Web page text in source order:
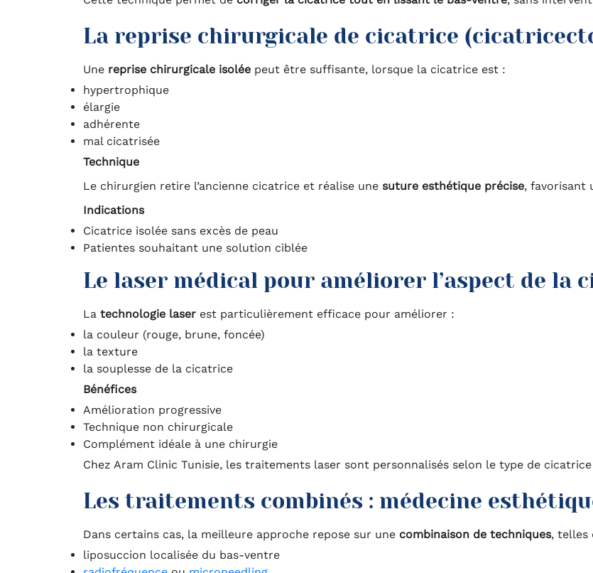
La reprise chirurgicale de cicatrice
Une reprise chirurgicale isolée peut être suffisante, lorsque la cicatrice est :
hypertrophique
élargie
adhérente
mal cicatrisée
Technique
Le chirurgien retire l’ancienne cicatrice et réalise une suture esthétique précise, favorisant
Indications
Cicatrice isolée sans excès de peau
Patientes souhaitant une solution ciblée
Le laser médical pour améliorer l’aspect de la
La technologie laser est particulièrement efficace pour améliorer :
la couleur (rouge, brune, foncée)
la texture
la souplesse de la cicatrice
Bénéfices
Amélioration progressive
Technique non chirurgicale
Complément idéale à une chirurgie
Chez Aram Clinic Tunisie, les traitements laser sont personnalisés selon le type de
Les traitements combinés : médecine
Dans certains cas, la meilleure approche repose sur une combinaison de techniques, telles
liposuccion localisée du bas-ventre